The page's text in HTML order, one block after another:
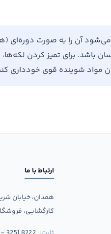
باشد. برای تمیز کردن لکه‌ها،
مواد شوینده قوی خودداری
ارتباط با ما
همدان، خیابان
کارگشایی،